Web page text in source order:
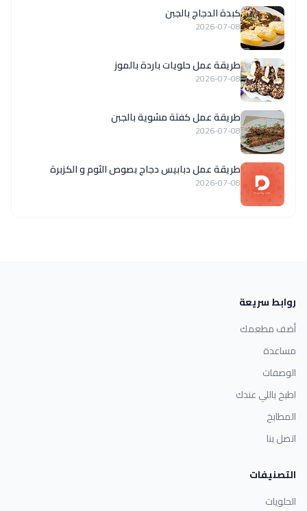
كبدة الدجاج بالجبن
2026-07-08
طريقة عمل حلويات باردة بالموز
2026-07-08
طريقة عمل كفتة مشوية بالجبن
2026-07-08
طريقة عمل دبابيس دجاج بصوص الثوم و الكزبرة
2026-07-08
روابط سريعة
أضف مطعمك
مساعدة
الوصفات
اطبخ باللي عندك
المطابخ
اتصل بنا
التصنيفات
الحلويات